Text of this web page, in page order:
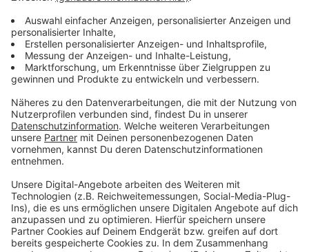
Zustimmung, um den YouTube
Video-Service zu laden!
Wir verwenden einen Service eines
Drittanbieters, um Videoinhalte
Daten zu Ihren Aktivitäten
sammeln. Bitte lesen Sie die
Details durch und stimmen Sie der
Nutzung des Service zu, um dieses
Mehr Informationen
Akzeptieren
Fünf für Rea Garvey
Anzeige